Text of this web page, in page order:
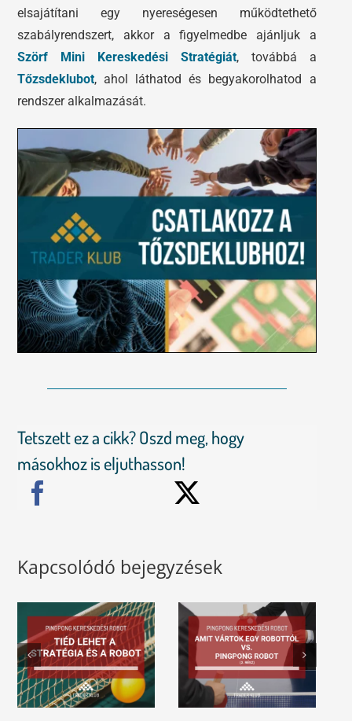
elsajátítani egy nyereségesen működtethető
szabályrendszert, akkor a figyelmedbe ajánljuk a
Szörf Mini Kereskedési Stratégiát, továbbá a
Tőzsdeklubot, ahol láthatod és begyakorolhatod a
rendszer alkalmazását.
Tetszett ez a cikk? Oszd meg, hogy
másokhoz is eljuthasson!
Kapcsolódó bejegyzések